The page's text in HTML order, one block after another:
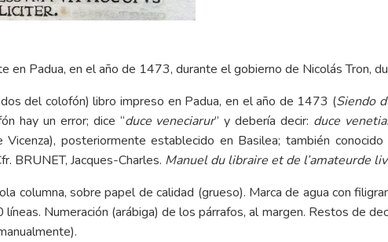
en Padua, en el año de 1473, durante el gobierno de Nicolás Tron,
del colofón) libro impreso en Padua, en el año de 1473 (Siendo
hay un error; dice “duce veneciarur” y debería decir: duce
Vicenza), posteriormente establecido en Basilea; también
BRUNET, Jacques-Charles. Manuel du libraire et de l’amateurde
columna, sobre papel de calidad (grueso). Marca de agua con
líneas. Numeración (arábiga) de los párrafos, al margen. Restos de